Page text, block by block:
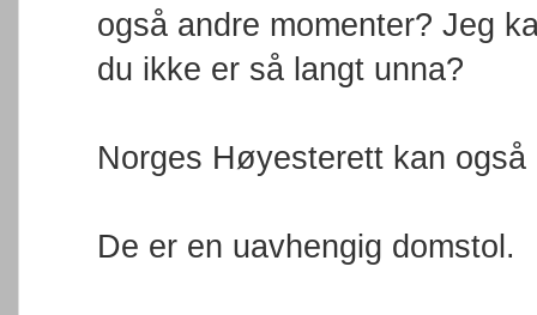
også andre momenter? Jeg
du ikke er så langt unna?
Norges Høyesterett kan
De er en uavhengig domstol.